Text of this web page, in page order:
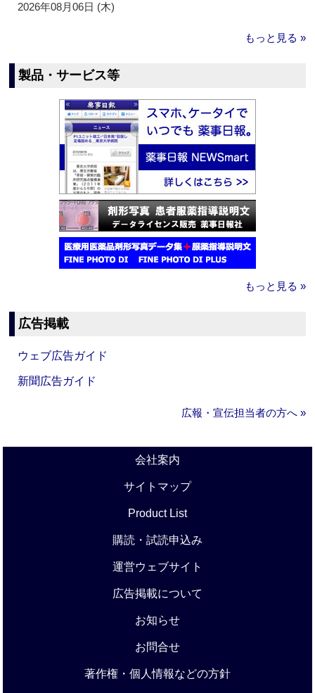
2026年08月06日 (木)
もっと見る »
製品・サービス等
もっと見る »
広告掲載
ウェブ広告ガイド
新聞広告ガイド
広報・宣伝担当者の方へ »
会社案内
サイトマップ
Product List
購読・試読申込み
運営ウェブサイト
広告掲載について
お知らせ
お問合せ
著作権・個人情報などの方針